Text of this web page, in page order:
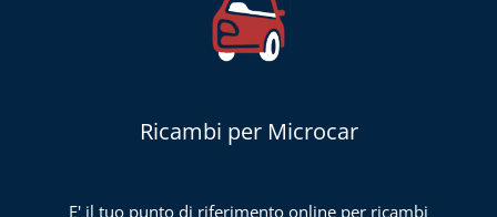
Ricambi per Microcar
E' il tuo punto di riferimento online per ricambi